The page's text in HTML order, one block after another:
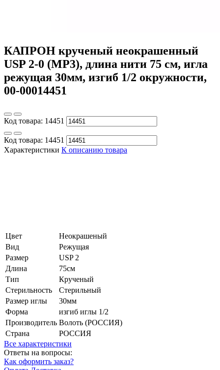
КАПРОН крученый неокрашенный
USP 2-0 (МР3), длина нити 75 см, игла
режущая 30мм, изгиб 1/2 окружности,
00-00014451
Код товара: 14451
Код товара: 14451
Характеристики К описанию товара
Цвет
Неокрашеный
Вид
Режущая
Размер
USP 2
Длина
75см
Тип
Крученый
Стерильность
Стерильный
Размер иглы
30мм
Форма
изгиб иглы 1/2
Производитель Волоть (РОССИЯ)
Страна
РОССИЯ
Все характеристики
Ответы на вопросы:
Как оформить заказ?